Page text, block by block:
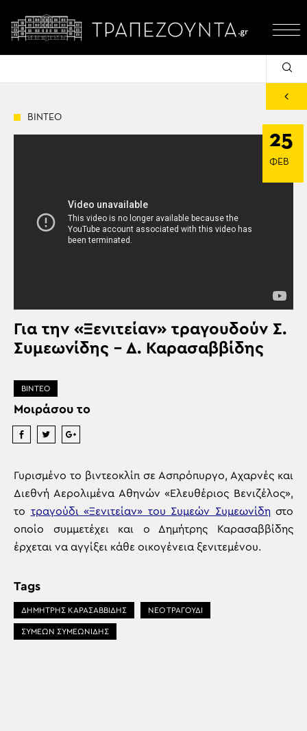
ΒΙΝΤΕΟ
25
ΦΕΒ
Για την «Ξενιτείαν» τραγουδούν Σ.
Συμεωνίδης – Δ. Καρασαββίδης
ΒΙΝΤΕΟ
Μοιράσου το
Γυρισμένο το βιντεοκλίπ σε Ασπρόπυργο, Αχαρνές και
Διεθνή Αερολιμένα Αθηνών «Ελευθέριος Βενιζέλος»,
το τραγούδι «Ξενιτείαν» του Συμεών Συμεωνίδηστο
οποίο συμμετέχει και ο Δημήτρης Καρασαββίδης
έρχεται να αγγίξει κάθε οικογένεια ξενιτεμένου.
Tags
ΔΗΜΗΤΡΗΣ ΚΑΡΑΣΑΒΒΙΔΗΣ ΝΕΟ ΤΡΑΓΟΥΔΙ
ΣΥΜΕΩΝ ΣΥΜΕΩΝΙΔΗΣ